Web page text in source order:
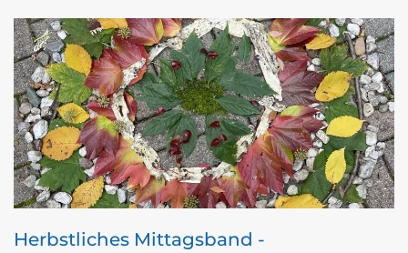
Herbstliches Mittagsband -